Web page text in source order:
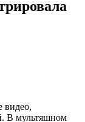
видео,
В мультяшном